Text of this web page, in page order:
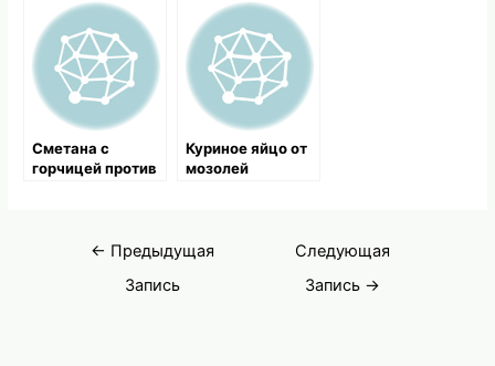
Сметана с
горчицей против
Куриное яйцо от
мозолей
Навигация
← Предыдущая
Запись
Следующая
Запись →